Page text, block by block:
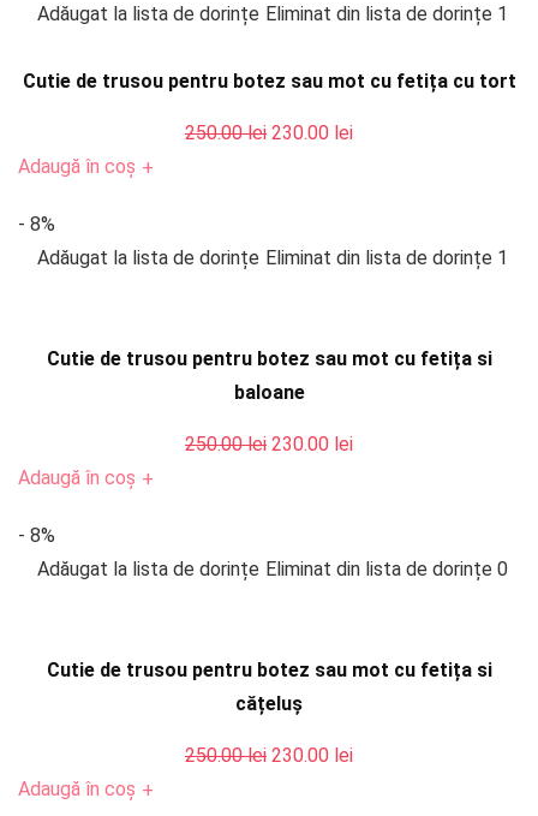
250.00 lei.
Adăugat la lista de dorințe Eliminat din lista de dorințe 1
Cutie de trusou pentru botez sau mot cu fetița cu tort
250.00lei Prețul
250.00 lei.
230.00 leiPrețul
Adaugă în coș +
- 8%
Adăugat la lista de dorințe Eliminat din lista de dorințe 1
Cutie de trusou pentru botez sau mot cu fetița si
baloane
250.00lei Prețul
250.00 lei.
230.00 leiPrețul
Adaugă în coș +
- 8%
Adăugat la lista de dorințe Eliminat din lista de dorințe 0
Cutie de trusou pentru botez sau mot cu fetița si
cățeluș
250.00lei Prețul
230.00 leiPrețul
Adaugă în coș +